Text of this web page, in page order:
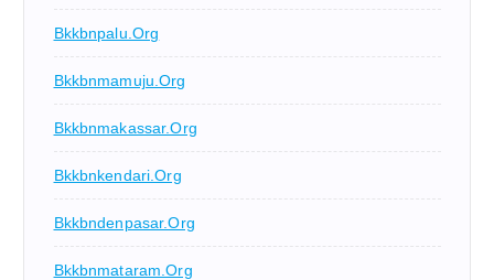
Bkkbnpalu.org
Bkkbnmamuju.org
Bkkbnmakassar.org
Bkkbnkendari.org
Bkkbndenpasar.org
Bkkbnmataram.org